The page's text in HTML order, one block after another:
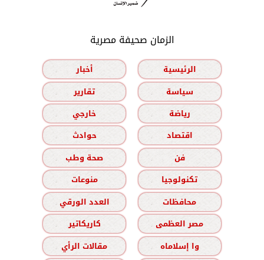
الزمان صحيفة مصرية
الرئيسية
أخبار
سياسة
تقارير
رياضة
خارجي
اقتصاد
حوادث
فن
صحة وطب
تكنولوجيا
منوعات
محافظات
العدد الورقي
مصر العظمى
كاريكاتير
وا إسلاماه
مقالات الرأي